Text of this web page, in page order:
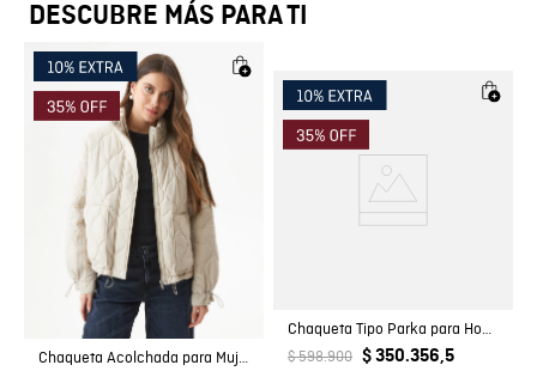
DESCUBRE MÁS PARA TI
Chaqueta Acolchada para Mujer
Chaqueta Tipo Parka para Hombre
$ 598.900 $ 350.356,5